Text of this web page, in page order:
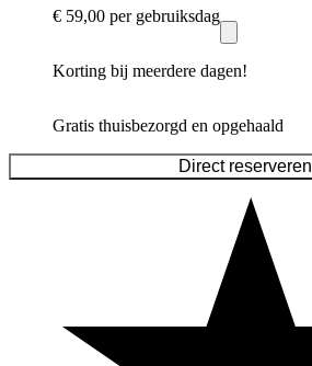
€ 59,00 per gebruiksdag
Korting bij meerdere dagen!
Gratis thuisbezorgd en opgehaald
Direct reserveren